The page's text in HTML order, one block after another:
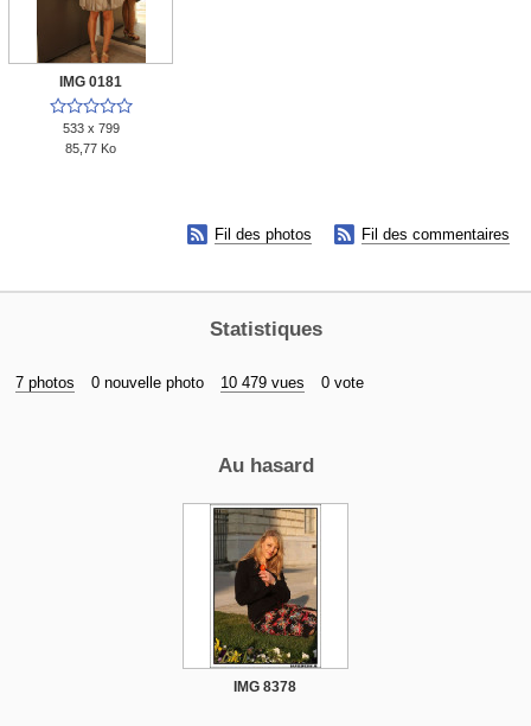
IMG 0181

533 x 799
85,77 Ko
 Fil des photos  Fil des commentaires
Statistiques
7 photos 0 nouvelle photo 10 479 vues 0 vote
Au hasard
IMG 8378